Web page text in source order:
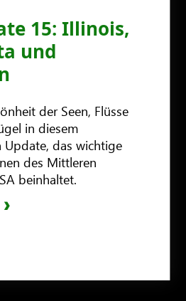
15: Illinois,
und
der Seen, Flüsse
in diesem
Update, das wichtige
des Mittleren
beinhaltet.